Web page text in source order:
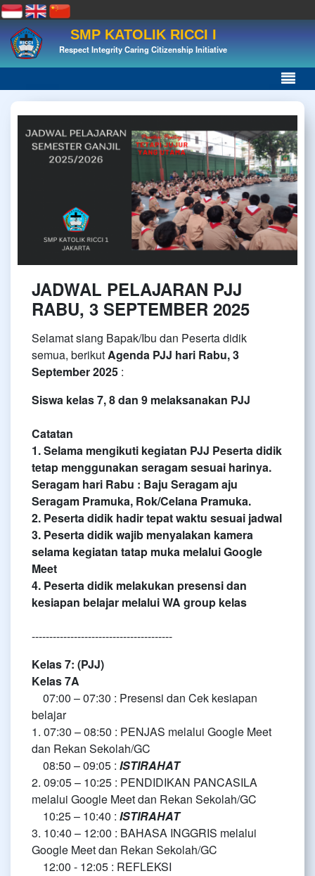
SMP KATOLIK RICCI I
Respect Integrity Caring Citizenship Initiative
JADWAL PELAJARAN PJJ
RABU, 3 SEPTEMBER 2025
Selamat siang Bapak/Ibu dan Peserta didik
semua, berikutAgenda PJJ hari Rabu, 3
September 2025 :
Siswa kelas 7, 8 dan 9 melaksanakan PJJ
Catatan
1. Selama mengikuti kegiatan PJJ Peserta didik
tetap menggunakan seragam sesuai harinya.
Seragam hari Rabu : Baju Seragam aju
Seragam Pramuka, Rok/Celana Pramuka.
2. Peserta didik hadir tepat waktu sesuai jadwal
3. Peserta didik wajib menyalakan kamera
selama kegiatan tatap muka melalui Google
Meet
4. Peserta didik melakukan presensi dan
kesiapan belajar melalui WA group kelas
----------------------------------------
Kelas 7: (PJJ)
Kelas 7A
07:00 – 07:30 : Presensi dan Cek kesiapan
belajar
1. 07:30 – 08:50 : PENJAS melalui Google Meet
dan Rekan Sekolah/GC
08:50 – 09:05 : ISTIRAHAT
2. 09:05 – 10:25 : PENDIDIKAN PANCASILA
melalui Google Meet dan Rekan Sekolah/GC
10:25 – 10:40 : ISTIRAHAT
3. 10:40 – 12:00 : BAHASA INGGRIS melalui
Google Meet dan Rekan Sekolah/GC
12:00 - 12:05 : REFLEKSI